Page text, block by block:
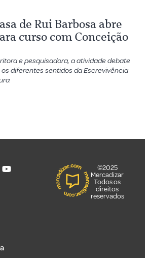
de Rui Barbosa abre
curso com Conceição
e pesquisadora, a atividade debate
diferentes sentidos da Escrevivência
©2025
Mercadizar
Todos os
direitos
reservados